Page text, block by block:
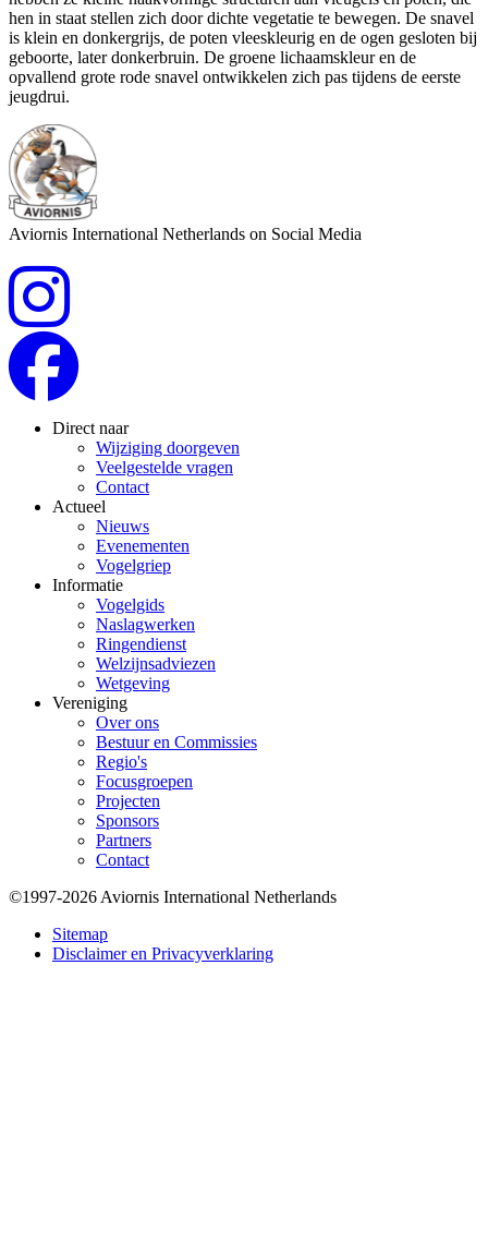
hen in staat stellen zich door dichte vegetatie te bewegen. De snavel
is klein en donkergrijs, de poten vleeskleurig en de ogen gesloten bij
geboorte, later donkerbruin. De groene lichaamskleur en de
opvallend grote rode snavel ontwikkelen zich pas tijdens de eerste
jeugdrui.
Aviornis International Netherlands on Social Media
Direct naar
Wijziging doorgeven
Veelgestelde vragen
Contact
Actueel
Nieuws
Evenementen
Vogelgriep
Informatie
Vogelgids
Naslagwerken
Ringendienst
Welzijnsadviezen
Wetgeving
Vereniging
Over ons
Bestuur en Commissies
Regio's
Focusgroepen
Projecten
Sponsors
Partners
Contact
Bottom
©1997-2026 Aviornis International Netherlands
Sitemap
Disclaimer en Privacyverklaring